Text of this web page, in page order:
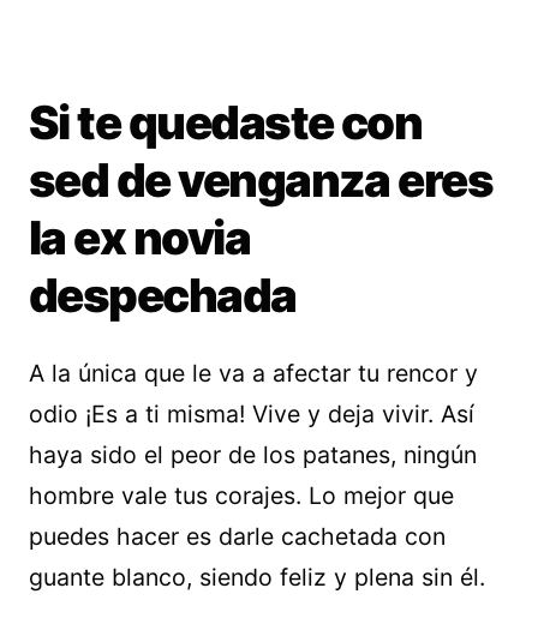
Si te quedaste con
sed de venganza eres
la ex novia
despechada
A la única que le va a afectar tu rencor y
odio ¡Es a ti misma! Vive y deja vivir. Así
haya sido el peor de los patanes, ningún
hombre vale tus corajes. Lo mejor que
puedes hacer es darle cachetada con
guante blanco, siendo feliz y plena sin él.